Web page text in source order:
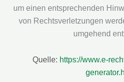
um einen entsprechenden
von Rechtsverletzungen
umgehend
Quelle: https://www.e-